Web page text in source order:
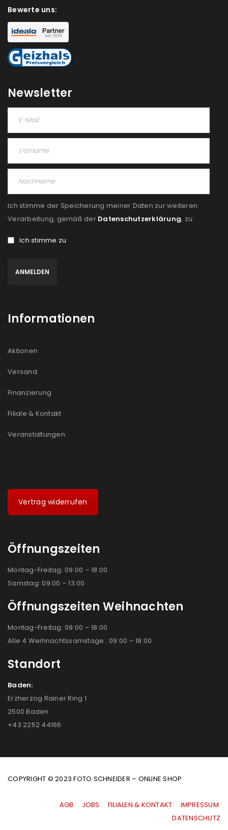
Benutzername oder E-Mail-Adresse
Passwort*
Anmeldeformular geschützt durch
ANMELDEN
PASSWORT VERGESSEN?
E-Mail-Adresse *
deine E-Mail-Adresse gesendet.
Please select all the ways you would like to hear from
Ich stimme zu
akzeptiere die
Bewerte uns:
Newsletter
Ich stimme der Speicherung meiner Daten zur weiteren
Verarbeitung, gemäß der Datenschutzerklärung, zu:
Ich stimme zu
Informationen
Aktionen
Versand
Finanzierung
Filiale & Kontakt
Veranstaltungen
Vertrag widerrufen
Öffnungszeiten
Montag-Freitag: 09:00 – 18:00
Samstag: 09:00 – 13:00
Öffnungszeiten Weihnachten
Montag-Freitag: 09:00 – 18:00
Alle 4 Weihnachtssamstage : 09:00 – 18:00
Standort
Baden:
Erzherzog Rainer Ring 1
2500 Baden
+43 2252 44166
COPYRIGHT © 2023 FOTO SCHNEIDER – ONLINE SHOP
AGB JOBS FILIALEN & KONTAKT
IMPRESSUM
|DATENSCHUTZ